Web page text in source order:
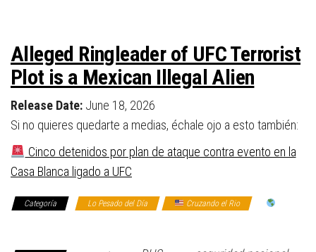
Alleged Ringleader of UFC Terrorist
Plot is a Mexican Illegal Alien
Release Date: June 18, 2026
Si no quieres quedarte a medias, échale ojo a esto también:
Cinco detenidos por plan de ataque contra evento en la
Casa Blanca ligado a UFC
Categoría Lo Pesado del Día Cruzando el Rio